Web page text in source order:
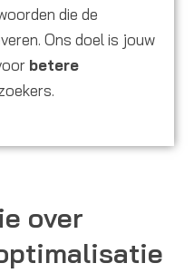
over
die de
Ons doel is jouw
betere